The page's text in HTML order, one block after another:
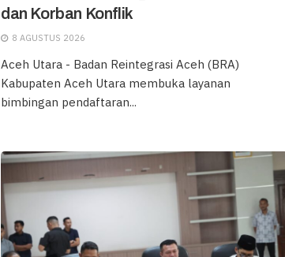
dan Korban Konflik
8 AGUSTUS 2026
Aceh Utara - Badan Reintegrasi Aceh (BRA)
Kabupaten Aceh Utara membuka layanan
bimbingan pendaftaran...